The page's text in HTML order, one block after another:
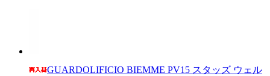
GUARDOLIFICIO BIEMME PV15 スタッズ ウェル